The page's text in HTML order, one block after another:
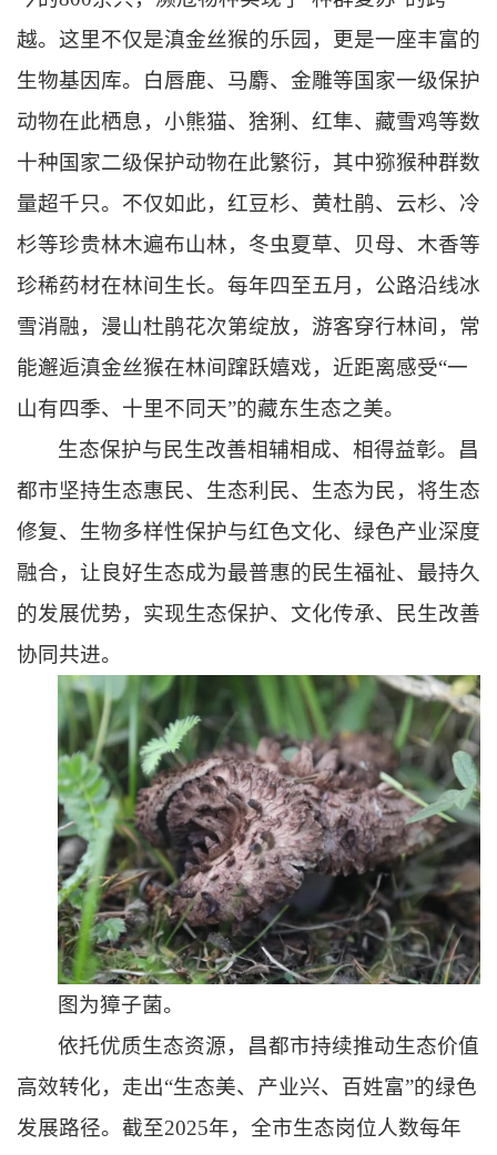
越。这里不仅是滇金丝猴的乐园，更是一座丰富的
生物基因库。白唇鹿、马麝、 金雕等国家一级保护
动物在此栖息，小熊猫、猞猁、红隼、藏雪鸡等数
十种国家二级保护动物在此繁衍，其中猕猴种群数
量超千只。不仅如此，红豆杉、黄杜鹃、云杉、冷
杉等珍贵林木遍布山林，冬虫夏草、贝母、木香等
珍稀药材在林间生长。每年四至五月，公路沿线冰
雪消融，漫山杜鹃花次第绽放，游客穿行林间，常
能邂逅滇金丝猴在林间蹿跃嬉戏，近距离感受“一
山有四季、十里不同天”的藏东生态之美。
生态保护与民生改善相辅相成、相得益彰。昌
都市坚持生态惠民、生态利民、生态为民，将生态
修复、生物多样性保护与红色文化、绿色产业深度
融合，让良好生态成为最普惠的民生福祉、最持久
的发展优势，实现生态保护、文化传承、民生改善
协同共进。
图为獐子菌。
依托优质生态资源，昌都市持续推动生态价值
高效转化，走出“生态美、产业兴、百姓富”的绿色
发展路径。截至2025年，全市生态岗位人数每年